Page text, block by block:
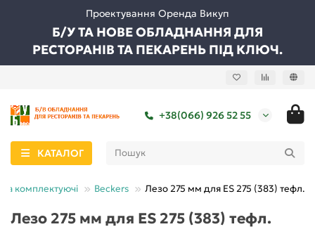
Проектування Оренда Викуп
Б/У ТА НОВЕ ОБЛАДНАННЯ ДЛЯ
РЕСТОРАНІВ ТА ПЕКАРЕНЬ ПІД КЛЮЧ.
+38(066) 926 52 55
КАТАЛОГ
та комплектуючі Beckers Лезо 275 мм для ES 275 (383) тефл.
Лезо 275 мм для ES 275 (383) тефл.